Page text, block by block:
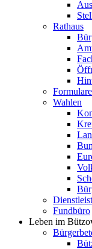
Rathaus
Formulare
Wahlen
Fundbüro
Leben im